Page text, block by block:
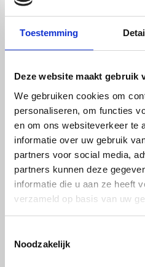
Toestemming
Deze website maakt gebruik
We gebruiken cookies om
personaliseren, om functies
en om ons websiteverkeer te
informatie over uw gebruik
partners voor social media,
partners kunnen deze
informatie die u aan ze heeft
verzameld op basis van uw
Noodzakelijk
een belangrijke reden waarom
productielijnen en
Wat PTFE verder bijzonder maakt,
langdurig inzetbaar, zelfs in
stabiele en hygiënische toepassing.
In de praktijk wordt PTFE food wit
zoals afdichtingen, glijplaten,
waar voedselveiligheid, lage
samenkomen, is dit materiaal een
Handig om er bij